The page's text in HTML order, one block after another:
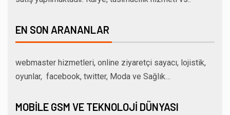
EN SON ARANANLAR
webmaster hizmetleri, online ziyaretçi sayacı, lojistik,
oyunlar, facebook, twitter, Moda ve Sağlık…
MOBILE GSM VE TEKNOLOJI DÜNYASI